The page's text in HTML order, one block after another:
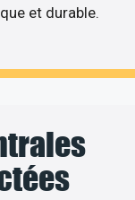
et durable.